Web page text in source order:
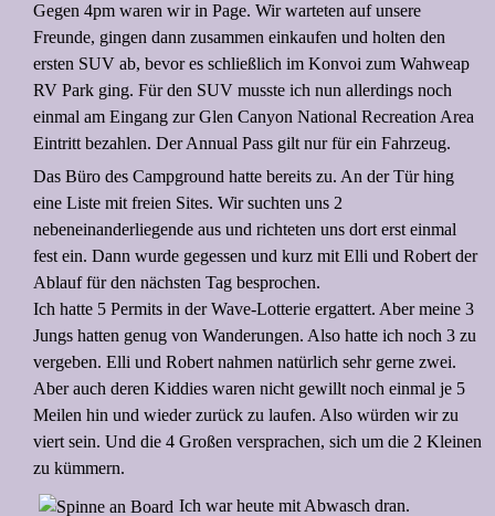
Gegen 4pm waren wir in Page. Wir warteten auf unsere
Freunde, gingen dann zusammen einkaufen und holten den
ersten SUV ab, bevor es schließlich im Konvoi zum Wahweap
RV Park ging. Für den SUV musste ich nun allerdings noch
einmal am Eingang zur Glen Canyon National Recreation Area
Eintritt bezahlen. Der Annual Pass gilt nur für ein Fahrzeug.
Das Büro des Campground hatte bereits zu. An der Tür hing
eine Liste mit freien Sites. Wir suchten uns 2
nebeneinanderliegende aus und richteten uns dort erst einmal
fest ein. Dann wurde gegessen und kurz mit Elli und Robert der
Ablauf für den nächsten Tag besprochen.
Ich hatte 5 Permits in der Wave-Lotterie ergattert. Aber meine 3
Jungs hatten genug von Wanderungen. Also hatte ich noch 3 zu
vergeben. Elli und Robert nahmen natürlich sehr gerne zwei.
Aber auch deren Kiddies waren nicht gewillt noch einmal je 5
Meilen hin und wieder zurück zu laufen. Also würden wir zu
viert sein. Und die 4 Großen versprachen, sich um die 2 Kleinen
zu kümmern.
Ich war heute mit Abwasch dran.